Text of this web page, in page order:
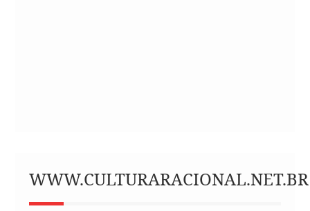
WWW.CULTURARACIONAL.NET.BR